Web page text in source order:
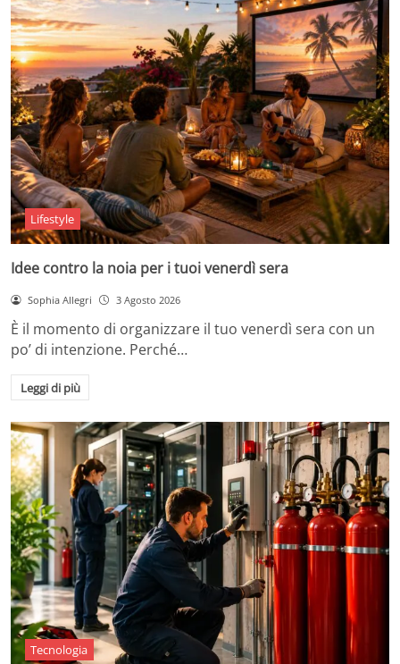
Lifestyle
Idee contro la noia per i tuoi venerdì sera
Sophia Allegri 3 Agosto 2026
È il momento di organizzare il tuo venerdì sera con un
po’ di intenzione. Perché…
Leggi di più
Tecnologia